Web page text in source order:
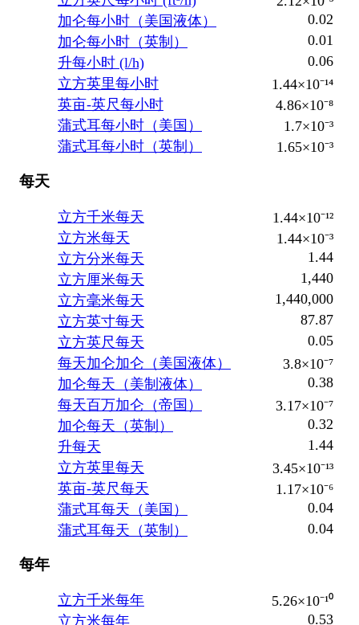
加仑每小时（美国液体）
0.02
加仑每小时（英制）
0.01
升每小时 (l/h)
0.06
立方英里每小时
1.44×10⁻¹⁴
英亩-英尺每小时
4.86×10⁻⁸
蒲式耳每小时（美国）
1.7×10⁻³
蒲式耳每小时（英制）
1.65×10⁻³
每天
立方千米每天
1.44×10⁻¹²
立方米每天
1.44×10⁻³
立方分米每天
1.44
立方厘米每天
1,440
立方毫米每天
1,440,000
立方英寸每天
87.87
立方英尺每天
0.05
每天加仑加仑（美国液体）
3.8×10⁻⁷
加仑每天（美制液体）
0.38
每天百万加仑（帝国）
3.17×10⁻⁷
加仑每天（英制）
0.32
升每天
1.44
立方英里每天
3.45×10⁻¹³
英亩-英尺每天
1.17×10⁻⁶
蒲式耳每天（美国）
0.04
蒲式耳每天（英制）
0.04
每年
立方千米每年
5.26×10⁻¹⁰
立方米每年
0.53